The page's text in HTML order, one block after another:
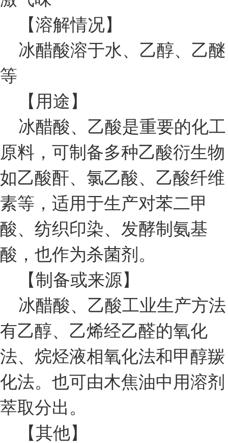
【溶解情况】
冰醋酸溶于水、乙醇、乙醚
等
【用途】
冰醋酸、乙酸是重要的化工
原料，可制备多种乙酸衍生物
如乙酸酐、氯乙酸、乙酸纤维
素等，适用于生产对苯二甲
酸、纺织印染、发酵制氨基
酸，也作为杀菌剂。
【制备或来源】
冰醋酸、乙酸工业生产方法
有乙醇、乙烯经乙醛的氧化
法、烷烃液相氧化法和甲醇羰
化法。也可由木焦油中用溶剂
萃取分出。
【其他】